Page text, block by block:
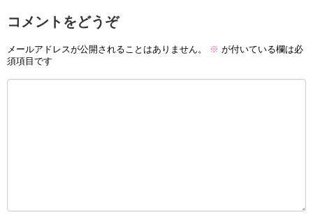
コメントをどうぞ
メールアドレスが公開されることはありません。 ※ が付いている欄は必
須項目です